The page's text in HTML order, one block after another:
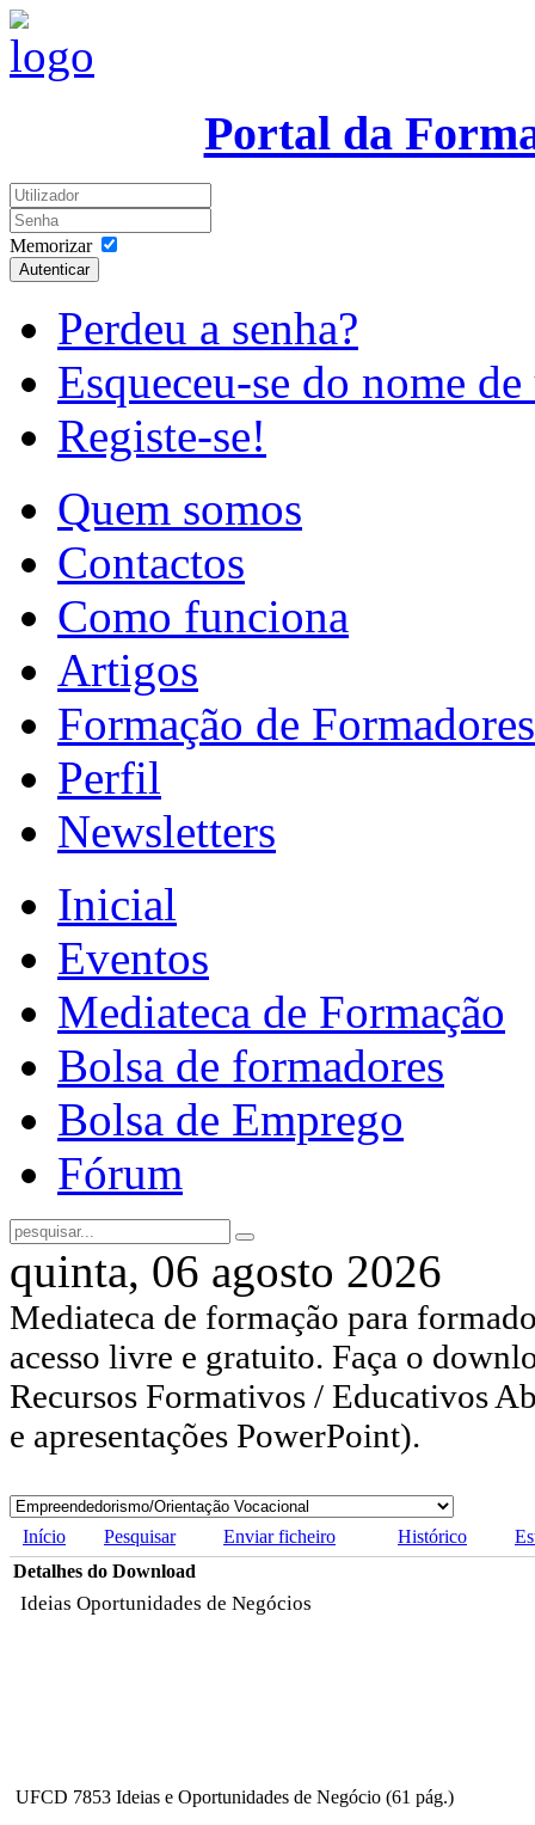
Portal da
Memorizar
Autenticar
Perdeu a senha?
Esqueceu-se do nome
Registe-se!
Quem somos
Contactos
Como funciona
Artigos
Formação de Formadores
Perfil
Newsletters
Inicial
Eventos
Mediateca de Formação
Bolsa de formadores
Bolsa de Emprego
Fórum
quinta, 06 agosto 2026
Mediateca de formação para
acesso livre e gratuito. Faça o
Recursos Formativos / Educativos
e apresentações PowerPoint).
Início Pesquisar Enviar ficheiro Histórico
Detalhes do Download
Ideias Oportunidades de Negócios
UFCD 7853 Ideias e Oportunidades de Negócio (61 pág.)